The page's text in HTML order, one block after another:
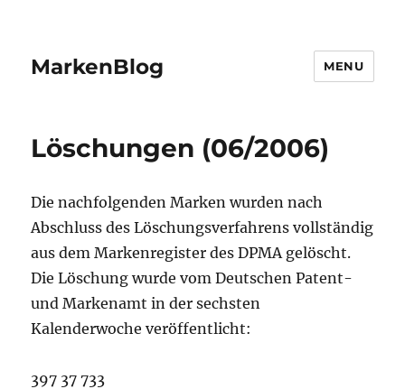
MarkenBlog MENU
Löschungen (06/2006)
Die nachfolgenden Marken wurden nach
Abschluss des Löschungsverfahrens vollständig
aus dem Markenregister des DPMA gelöscht.
Die Löschung wurde vom Deutschen Patent-
und Markenamt in der sechsten
Kalenderwoche veröffentlicht:
397 37 733